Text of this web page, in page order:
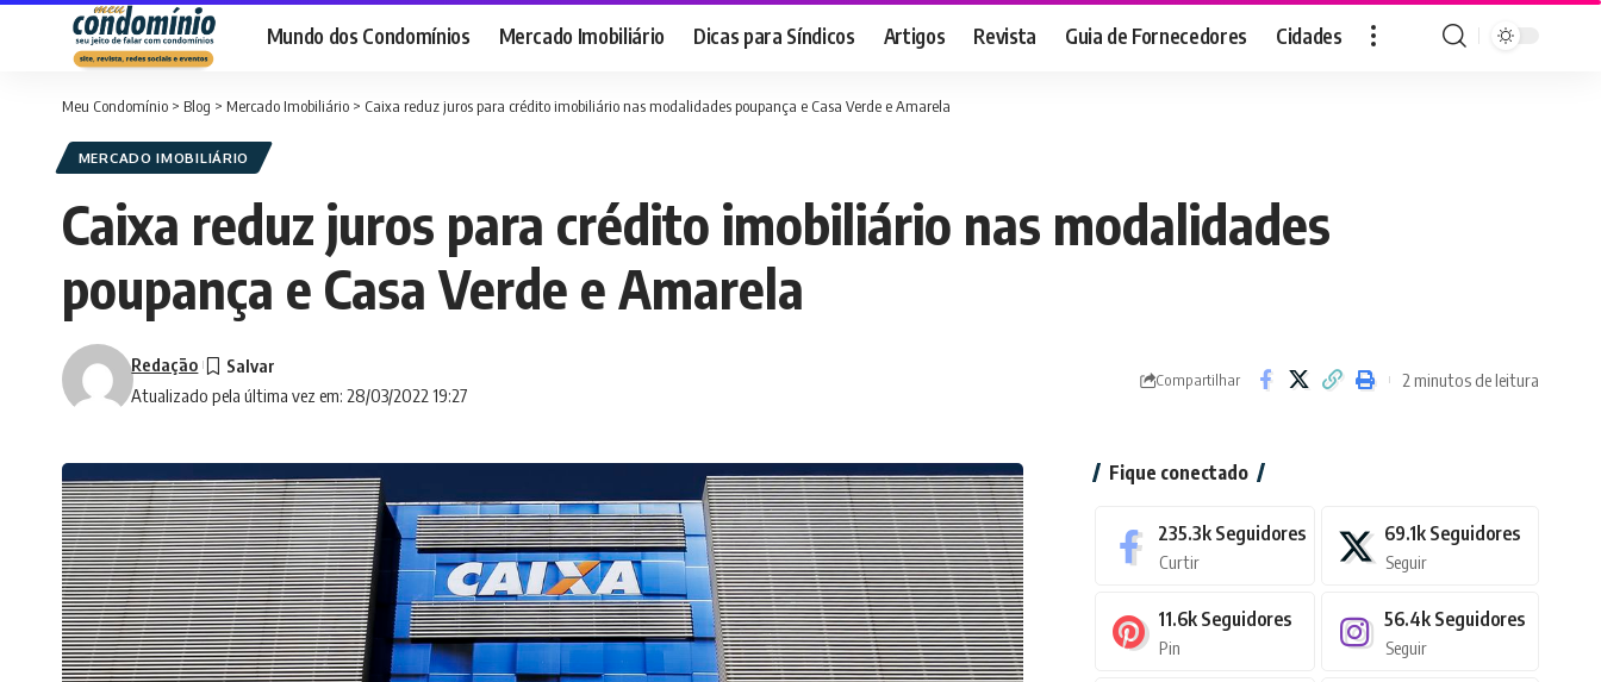
Mundo dos Condomínios Mercado Imobiliário Dicas para Síndicos Artigos Revista Guia de Fornecedores Cidades
Meu Condomínio > Blog > Mercado Imobiliário > Caixa reduz juros para crédito imobiliário nas modalidades poupança e Casa Verde e Amarela
MERCADO IMOBILIÁRIO
Caixa reduz juros para crédito imobiliário nas modalidades
poupança e Casa Verde e Amarela
Atualizado pela última vez em: 28/03/2022 19:27
Redação
Compartilhar 2 minutos de leitura
Fique conectado
235.3k Seguidores
Curtir
69.1k Seguidores
Seguir
11.6k Seguidores
Pin
56.4k Seguidores
Seguir